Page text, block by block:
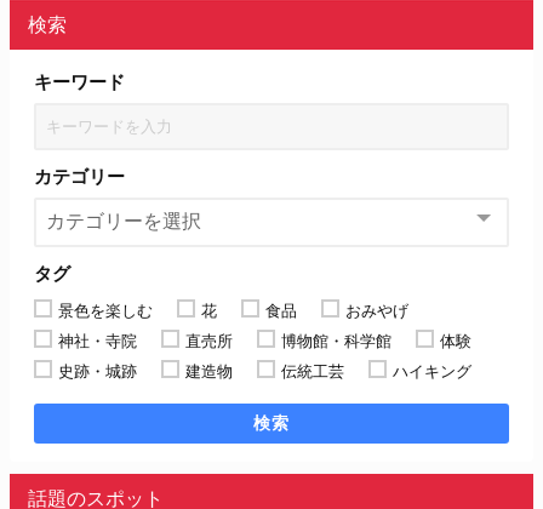
検索
キーワード
カテゴリー
タグ
景色を楽しむ 花 食品
おみやげ
神社・寺院
直売所 博物館・科学館
体験
史跡・城跡
建造物 伝統工芸 ハイキング
検索
話題のスポット